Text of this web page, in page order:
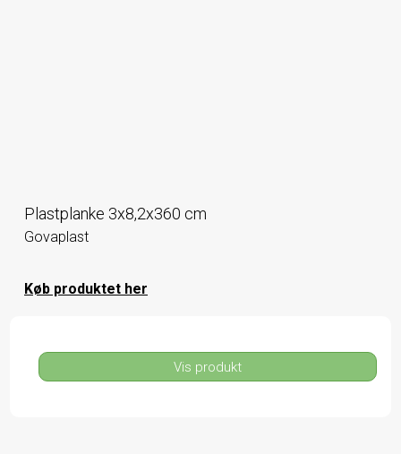
Plastplanke 3x8,2x360 cm
Govaplast
Køb produktet her
Vis produkt